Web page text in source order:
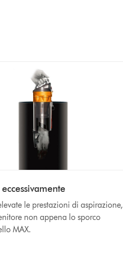
le prestazioni di aspirazione,
non appena lo sporco
MAX.